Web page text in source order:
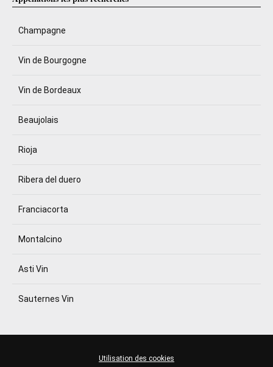
Champagne
Vin de Bourgogne
Vin de Bordeaux
Beaujolais
Rioja
Ribera del duero
Franciacorta
Montalcino
Asti Vin
Sauternes Vin
Utilisation des cookies